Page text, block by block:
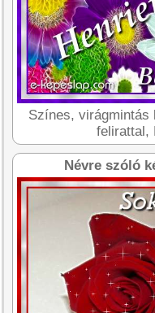
Színes, virágmintás
felirattal,
Névre szóló